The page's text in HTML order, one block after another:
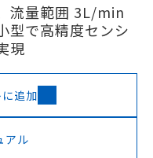
流量範囲 3L/min
型で高精度センシ
現
追加
アル